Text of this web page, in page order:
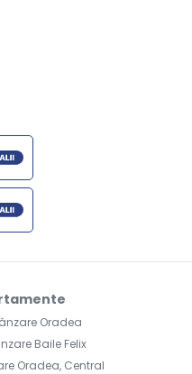
Oradea
Baile Felix
Oradea, Central